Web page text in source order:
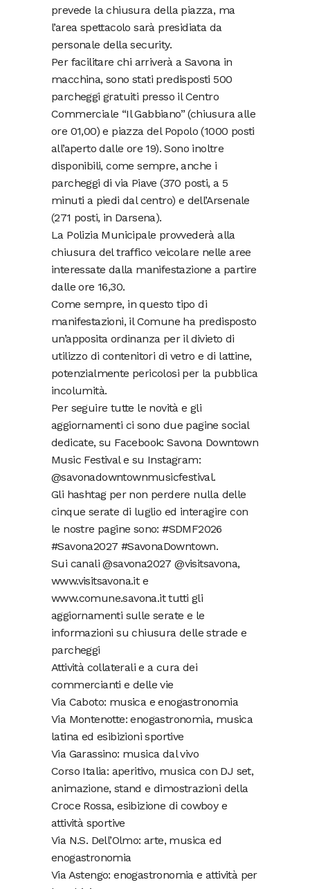
prevede la chiusura della piazza, ma
l’area spettacolo sarà presidiata da
personale della security.
Per facilitare chi arriverà a Savona in
macchina, sono stati predisposti 500
parcheggi gratuiti presso il Centro
Commerciale “Il Gabbiano” (chiusura alle
ore 01,00) e piazza del Popolo (1000 posti
all’aperto dalle ore 19). Sono inoltre
disponibili, come sempre, anche i
parcheggi di via Piave (370 posti, a 5
minuti a piedi dal centro) e dell’Arsenale
(271 posti, in Darsena).
La Polizia Municipale provvederà alla
chiusura del traffico veicolare nelle aree
interessate dalla manifestazione a partire
dalle ore 16,30.
Come sempre, in questo tipo di
manifestazioni, il Comune ha predisposto
un’apposita ordinanza per il divieto di
utilizzo di contenitori di vetro e di lattine,
potenzialmente pericolosi per la pubblica
incolumità.
Per seguire tutte le novità e gli
aggiornamenti ci sono due pagine social
dedicate, su Facebook: Savona Downtown
Music Festival e su Instagram:
@savonadowntownmusicfestival.
Gli hashtag per non perdere nulla delle
cinque serate di luglio ed interagire con
le nostre pagine sono: #SDMF2026
#Savona2027 #SavonaDowntown.
Sui canali @savona2027 @visitsavona,
www.visitsavona.it e
www.comune.savona.it tutti gli
aggiornamenti sulle serate e le
informazioni su chiusura delle strade e
parcheggi
Attività collaterali e a cura dei
commercianti e delle vie
Via Caboto: musica e enogastronomia
Via Montenotte: enogastronomia, musica
latina ed esibizioni sportive
Via Garassino: musica dal vivo
Corso Italia: aperitivo, musica con DJ set,
animazione, stand e dimostrazioni della
Croce Rossa, esibizione di cowboy e
attività sportive
Via N.S. Dell’Olmo: arte, musica ed
enogastronomia
Via Astengo: enogastronomia e attività per